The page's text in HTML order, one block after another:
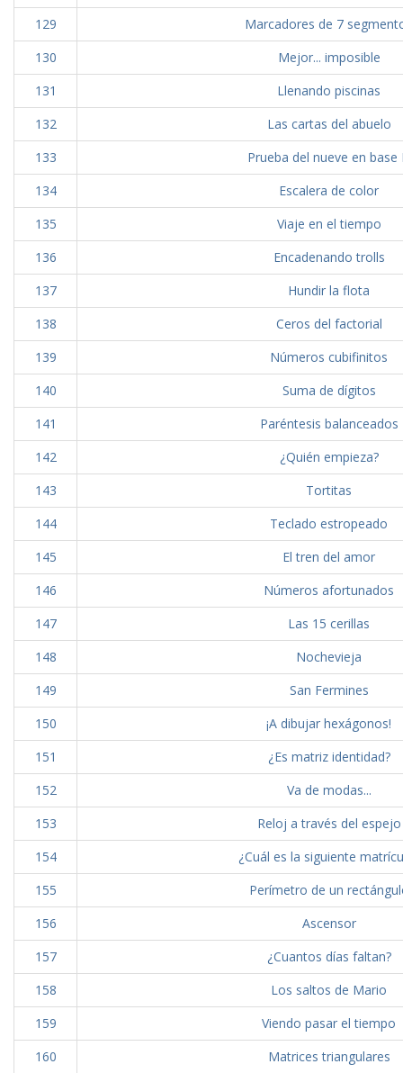
129
Marcadores de 7
130
Mejor... imposible
131
Llenando piscinas
132
Las cartas del abuelo
133
Prueba del nueve en base
134
Escalera de color
135
Viaje en el tiempo
136
Encadenando trolls
137
Hundir la flota
138
Ceros del factorial
139
Números cubifinitos
140
Suma de dígitos
141
Paréntesis balanceados
142
¿Quién empieza?
143
Tortitas
144
Teclado estropeado
145
El tren del amor
146
Números afortunados
147
Las 15 cerillas
148
Nochevieja
149
San Fermines
150
¡A dibujar hexágonos!
151
¿Es matriz identidad?
152
Va de modas...
153
Reloj a través del espejo
154
¿Cuál es la siguiente
155
Perímetro de un
156
Ascensor
157
¿Cuantos días faltan?
158
Los saltos de Mario
159
Viendo pasar el tiempo
160
Matrices triangulares